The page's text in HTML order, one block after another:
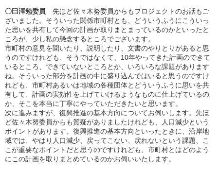
〇臼澤勉委員 先ほど佐々木努委員からもプロジェクトのお話もご
ざいました。そういった関係市町村とも、どういうふうにこういっ
た思いを共有して今回の計画が取りまとまっているのかといったと
ころが、少し私の懸念するところでございます。
市町村の意見を聞いたり、説明したり、文書のやりとりがあると思
うのですけれども、そうではなくて、10年やってきた計画のできて
いるところ、できていないところとか、いろいろな課題があります
ね。そういった部分を計画の中に盛り込んではいると思うのですけ
れども、市町村あるいは地域の各種団体とどういうふうに思いを共
有して、計画の実効性を上げていけるようなものに仕上げているの
か、そこを本当に丁寧にやっていただきたいと思います。
次に進みますが、復興推進の基本方向についてお伺いします。先ほ
ど佐々木努委員からも質疑がありましたけれども、人口減少という
ポイントがあります。復興推進の基本方向といったときに、沿岸地
域では、やはり人口減少、戻ってこない、戻れないという課題、こ
こが重要なポイントだと思うのですけれども、市町村とはどのよう
にこの計画を取りまとめているのかお伺いいたします。